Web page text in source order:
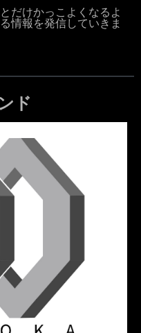
だけかっこよくなるよ
情報を発信していきま
ド